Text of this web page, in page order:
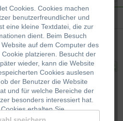
Cookies. Cookies machen
benutzerfreundlicher und
eine kleine Textdatei, die zur
dient. Beim Besuch
auf dem Computer des
platzieren. Besucht der
wieder, kann die Website
Cookies auslesen
der Benutzer die Website
und für welche Bereiche der
besonders interessiert hat.
erhalten Sie